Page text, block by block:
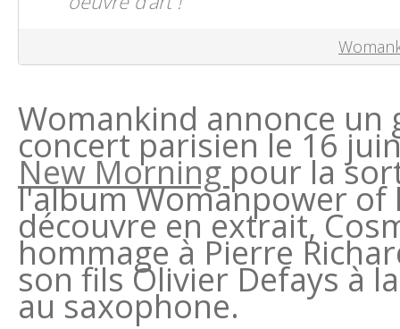
Womankind annonce un
concert parisien le 16
New Morningpour la
l'album Womanpower of
découvre en extrait,
hommage à Pierre
son fils Olivier Defays à
au saxophone.